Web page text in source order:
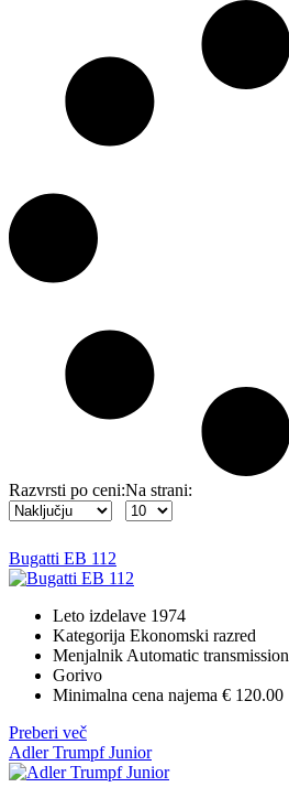
Razvrsti po ceni:Na strani:
Bugatti EB 112
Leto izdelave 1974
Kategorija Ekonomski razred
Menjalnik Automatic transmission
Gorivo
Minimalna cena najema € 120.00
Preberi več
Adler Trumpf Junior